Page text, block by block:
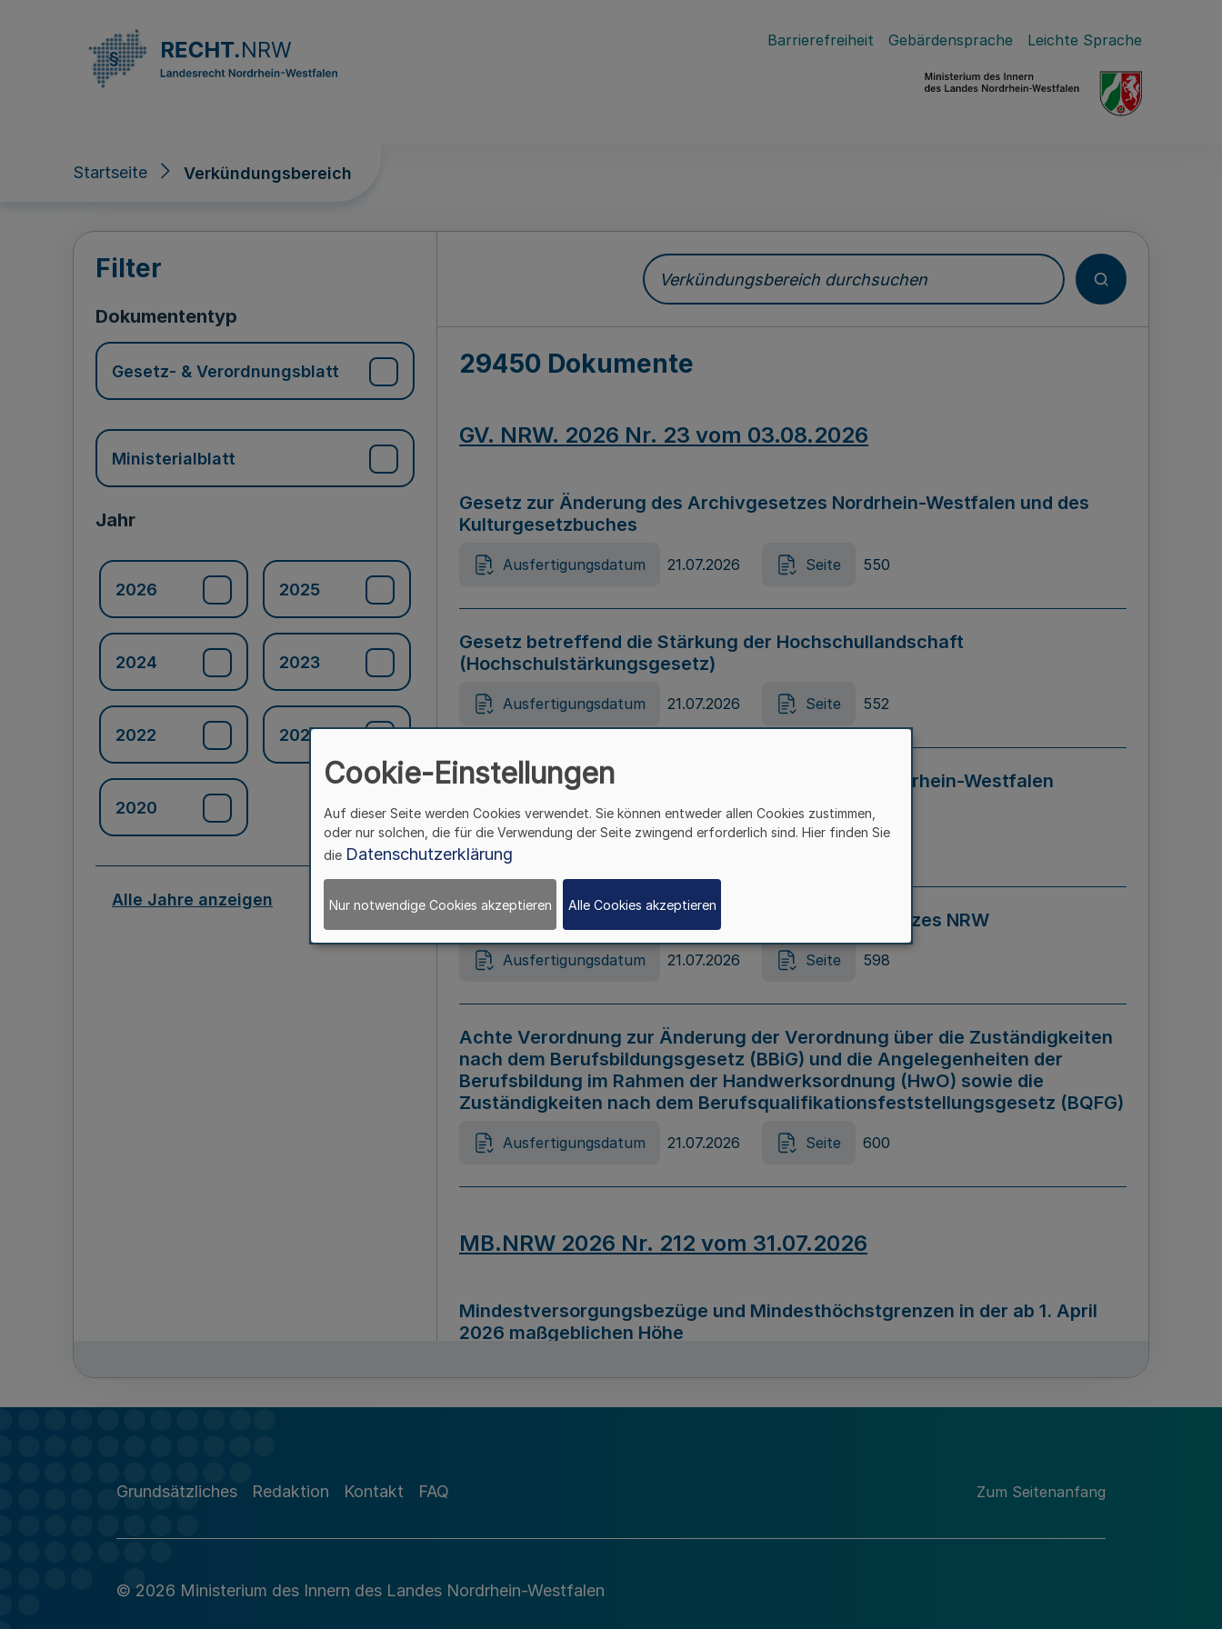
Barrierefreiheit Gebärdensprache Leichte Sprache
Startseite Verkündungsbereich
Verkündungsbereich
Filter
Dokumententyp
Gesetz- & Verordnungsblatt
Ministerialblatt
Jahr
2026 2025
2024 2023
2022 2021
2020
Alle Jahre anzeigen
Verkündungsbereich durchsuchen
29450 Dokumente
GV. NRW. 2026 Nr. 23 vom 03.08.2026
Gesetz zur Änderung des Archivgesetzes Nordrhein-Westfalen und des
Kulturgesetzbuches
Ausfertigungsdatum 21.07.2026 Seite 550
Gesetz betreffend die Stärkung der Hochschullandschaft
(Hochschulstärkungsgesetz)
Ausfertigungsdatum 21.07.2026 Seite 552
Gesetz zur Vermeidung von Diskriminierung in Nordrhein-Westfalen
(Landesantidiskriminierungsgesetz – LADG NRW)
Ausfertigungsdatum 21.07.2026 Seite 595
Gesetz zur Änderung des Online-Casinospiel Gesetzes NRW
Ausfertigungsdatum 21.07.2026 Seite 598
Achte Verordnung zur Änderung der Verordnung über die Zuständigkeiten
nach dem Berufsbildungsgesetz (BBiG) und die Angelegenheiten der
Berufsbildung im Rahmen der Handwerksordnung (HwO) sowie die
Zuständigkeiten nach dem Berufsqualifikationsfeststellungsgesetz (BQFG)
Ausfertigungsdatum 21.07.2026 Seite 600
MB.NRW 2026 Nr. 212 vom 31.07.2026
Mindestversorgungsbezüge und Mindesthöchstgrenzen in der ab 1. April
2026 maßgeblichen Höhe
Richtlinie zur Durchführung des Förderprogramms „Mittelstand Innovativ &
Grundsätzliches Redaktion Kontakt FAQ Zum Seitenanfang
© 2026 Ministerium des Innern des Landes Nordrhein-Westfalen
Cookie-Einstellungen
Auf dieser Seite werden Cookies verwendet. Sie können entweder allen Cookies zustimmen,
oder nur solchen, die für die Verwendung der Seite zwingend erforderlich sind. Hier finden Sie
die Datenschutzerklärung
Nur notwendige Cookies akzeptieren Alle Cookies akzeptieren